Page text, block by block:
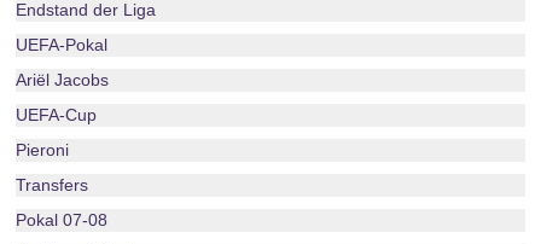
Endstand der Liga
UEFA-Pokal
Ariël Jacobs
UEFA-Cup
Pieroni
Transfers
Pokal 07-08